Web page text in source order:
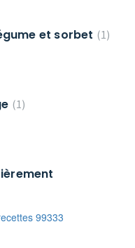
et sorbet
1
1
99333